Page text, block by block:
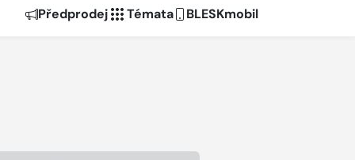
Předprodej Témata BLESKmobil